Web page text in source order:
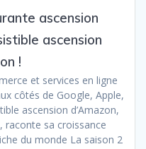
ascension
ascension
!
et services en ligne
côtés de Google, Apple,
ascension d’Amazon,
raconte sa croissance
du monde La saison 2